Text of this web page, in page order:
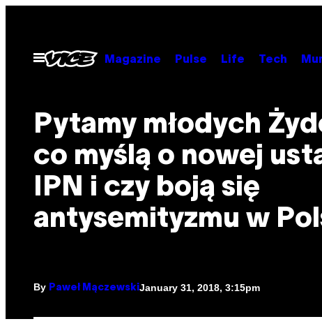
contentOpen
Menu
Magazine Pulse Life Tech
Pytamy młodych
co myślą o nowej
IPN i czy boją się
antysemityzmu w
By Paweł Mączewski January 31, 2018, 3:15pm